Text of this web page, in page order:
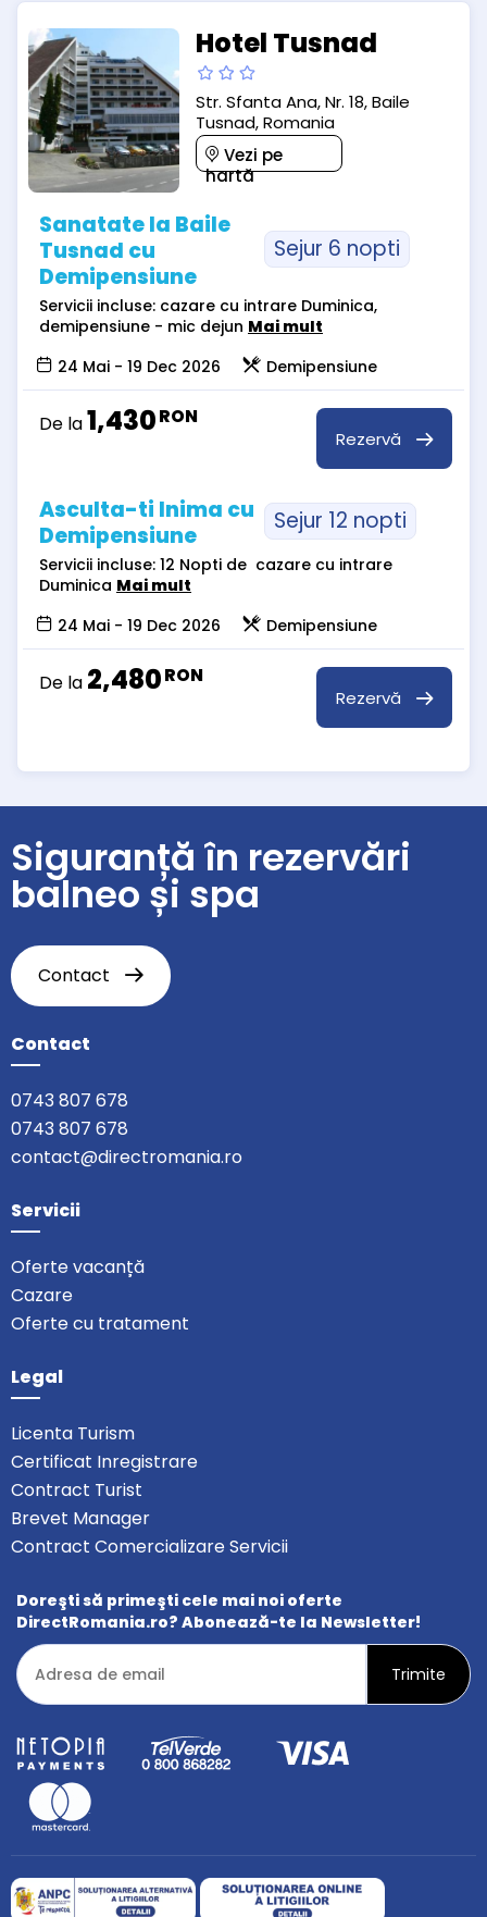
Hotel Tusnad
Str. Sfanta Ana, Nr. 18, Baile
Tusnad, Romania
Vezi pe
hartă
Sanatate la Baile
Tusnad cu
Demipensiune
Sejur 6 nopti
Servicii incluse: cazare cu intrare Duminica,
demipensiune - mic dejun Mai mult
24 Mai - 19 Dec 2026
Demipensiune
De la1,430RON
Rezervă
Asculta-ti Inima cu
Demipensiune
Sejur 12 nopti
Servicii incluse: 12 Nopti de cazare cu intrare
Duminica Mai mult
24 Mai - 19 Dec 2026
Demipensiune
De la 2,480RON
Rezervă
Siguranță în rezervări
balneo și spa
Contact
Contact
0743 807 678
0743 807 678
contact@directromania.ro
Servicii
Oferte vacanță
Cazare
Oferte cu tratament
Legal
Licenta Turism
Certificat Inregistrare
Contract Turist
Brevet Manager
Contract Comercializare Servicii
Doreşti să primeşti cele mai noi oferte
DirectRomania.ro? Abonează-te la Newsletter!